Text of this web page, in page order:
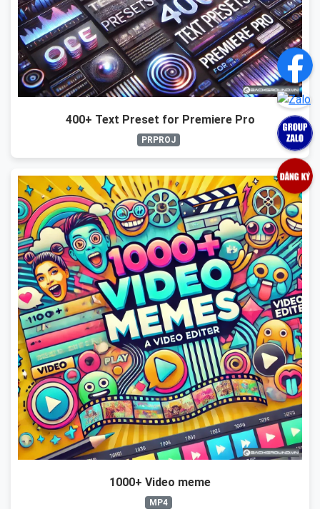
400+ Text Preset for Premiere Pro
PRPROJ
1000+ Video meme
MP4